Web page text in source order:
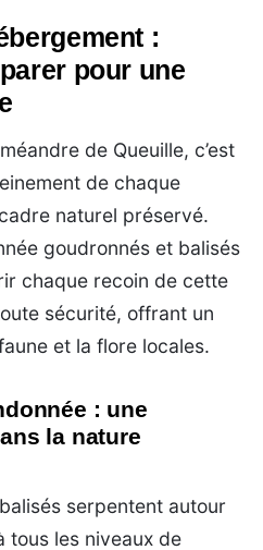
:
pour une
de Queuille, c’est
de chaque
naturel préservé.
goudronnés et balisés
chaque recoin de cette
sécurité, offrant un
et la flore locales.
: une
la nature
serpentent autour
tous les niveaux de